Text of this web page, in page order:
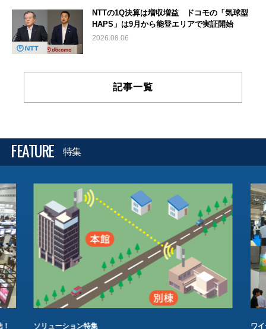
NTTの1Q決算は増収増益 ドコモの「気球型
HAPS」は9月から能登エリアで実証開始
2026.08.06
記事一覧
FEATURE 特集
ソリューション特集 ワ